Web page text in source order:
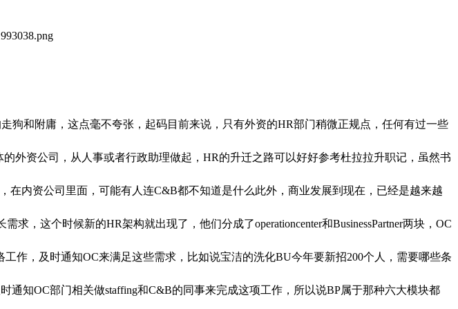
狗和附庸，这点毫不夸张，起码目前来说，只有外资的HR部门稍微正规点，任何有过一些
外资公司，从人事或者行政助理做起，HR的升迁之路可以好好参考杜拉拉升职记，虽然书
在内资公司里面，可能有人连C&B都不知道是什么此外，商业发展到现在，已经是越来越
，这个时候新的HR架构就出现了，他们分成了operationcenter和BusinessPartner两块，OC
作，及时通知OC来满足这些需求，比如说宝洁的洗化BU今年要新招200个人，需要哪些条
知OC部门相关做staffing和C&B的同事来完成这项工作，所以说BP属于那种六大模块都